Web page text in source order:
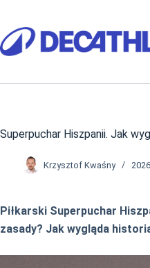
treści
Superpuchar Hiszpanii. Jak
Krzysztof Kwaśny
Piłkarski Superpuchar
zasady? Jak wygląda